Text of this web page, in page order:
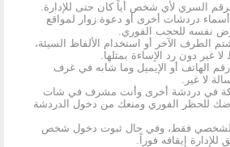
السري لأي شخص أياً كان حتى للإدارة.
أسماء دردشات أخرى أو دعوة زوار لمواقع
نفسه للحجب الفوري.
الطرف الآخر أو استخدام الألفاظ السيئة،
غير دون رد الإساءة بمثلها.
الهاتف أو الإيميل وما شابه في غرف
لا غير.
في دردشة أخرى وأنت مشرف في شات
للحظر الفوري ومنعك من دخول الدردشة
الشخصي فقط، وفي حال ثبوت دخول شخص
إيقافه فوراً.